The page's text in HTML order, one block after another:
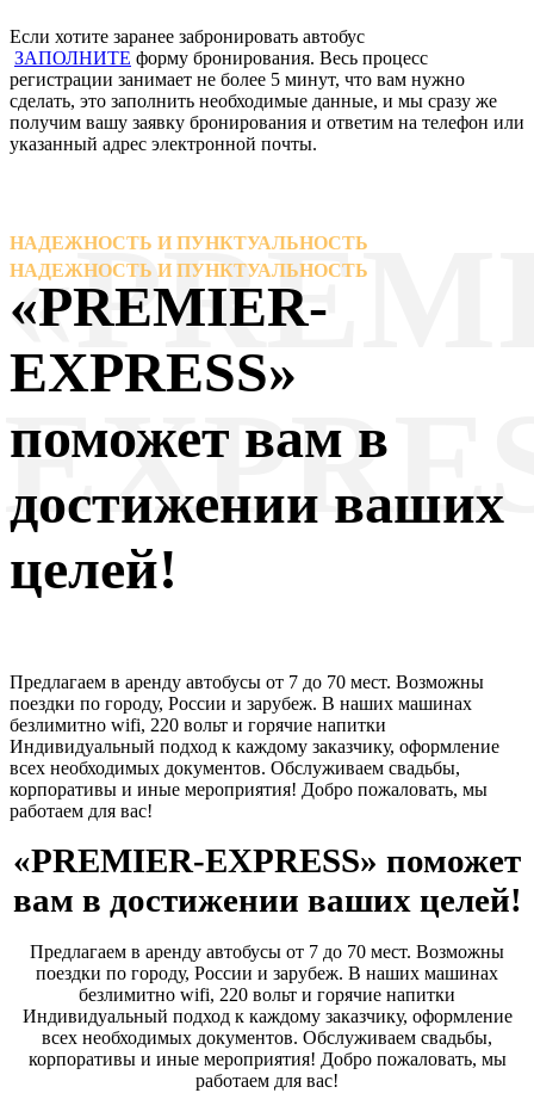
Если хотите заранее забронировать автобус
ЗАПОЛНИТЕ форму бронирования. Весь процесс
регистрации занимает не более 5 минут, что вам нужно
сделать, это заполнить необходимые данные, и мы сразу же
получим вашу заявку бронирования и ответим на телефон или
указанный адрес электронной почты.
НАДЕЖНОСТЬ И ПУНКТУАЛЬНОСТЬ
НАДЕЖНОСТЬ И ПУНКТУАЛЬНОСТЬ
«PREMIER-
EXPRESS»
поможет вам в
достижении ваших
целей!
Предлагаем в аренду автобусы от 7 до 70 мест. Возможны
поездки по городу, России и зарубеж. В наших машинах
безлимитно wifi, 220 вольт и горячие напитки
Индивидуальный подход к каждому заказчику, оформление
всех необходимых документов. Обслуживаем свадьбы,
корпоративы и иные мероприятия! Добро пожаловать, мы
работаем для вас!
«PREMIER-EXPRESS» поможет
вам в достижении ваших целей!
Предлагаем в аренду автобусы от 7 до 70 мест. Возможны
поездки по городу, России и зарубеж. В наших машинах
безлимитно wifi, 220 вольт и горячие напитки
Индивидуальный подход к каждому заказчику, оформление
всех необходимых документов. Обслуживаем свадьбы,
корпоративы и иные мероприятия! Добро пожаловать, мы
работаем для вас!